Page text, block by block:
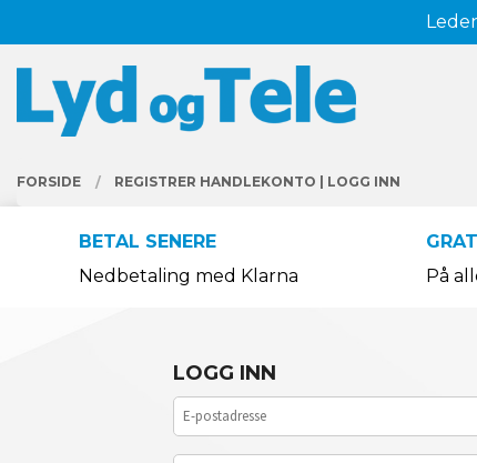
til
innholdet
PRODUKTER
FORSIDE REGISTRER HANDLEKONTO LOGG INN
BETAL SENERE
Nedbetaling med Klarna
På
LOGG INN